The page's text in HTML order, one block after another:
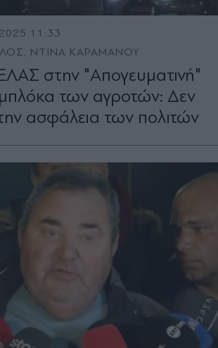
11:33
ΝΤΙΝΑ ΚΑΡΑΜΑΝΟΥ
στην "Απογευματινή"
των αγροτών: Δεν
ασφάλεια των πολιτών